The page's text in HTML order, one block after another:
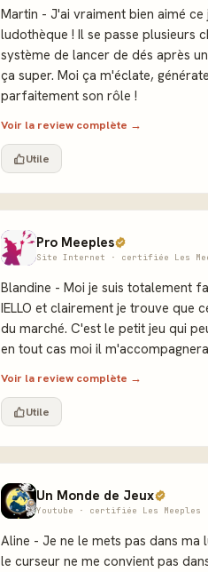
Martin - J'ai vraiment bien aimé
ludothèque ! Il se passe plusieurs
système de lancer de dés après
ça super. Moi ça m'éclate,
parfaitement son rôle !
Voir la review complète →
Utile
Pro Meeples
Site Internet · certifiée Les
Blandine - Moi je suis totalement
IELLO et clairement je trouve que
du marché. C'est le petit jeu qui
en tout cas moi il
Voir la review complète →
Utile
Un Monde de Jeux
Youtube · certifiée Les Meeples
Aline - Je ne le mets pas dans
le curseur ne me convient pas